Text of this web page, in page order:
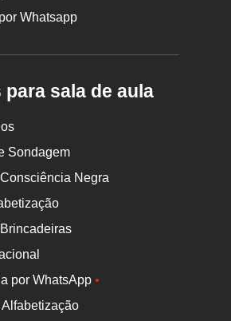
Whatsapp
para sala de aula
Sondagem
Negra
por WhatsApp•